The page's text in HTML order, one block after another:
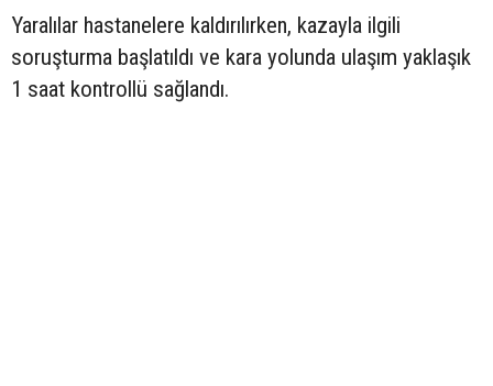
Yaralılar hastanelere kaldırılırken, kazayla ilgili
soruşturma başlatıldı ve kara yolunda ulaşım yaklaşık
1 saat kontrollü sağlandı.